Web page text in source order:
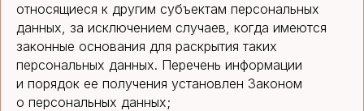
относящиеся к другим субъектам персональных
данных, за исключением случаев, когда имеются
законные основания для раскрытия таких
персональных данных. Перечень информации
и порядок ее получения установлен Законом
о персональных данных;